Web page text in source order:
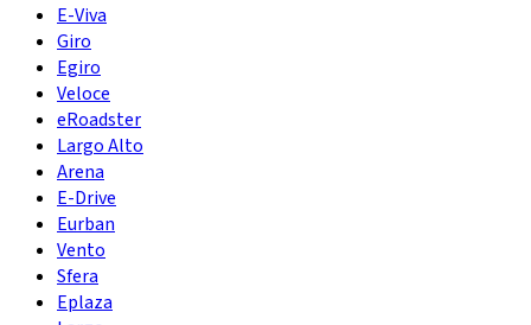
E-Viva
Giro
Egiro
Veloce
eRoadster
Largo Alto
Arena
E-Drive
Eurban
Vento
Sfera
Eplaza